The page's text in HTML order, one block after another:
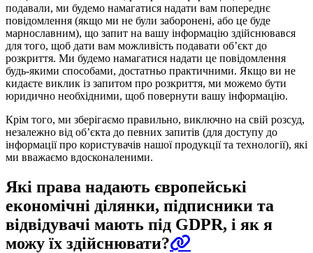
подавали, ми будемо намагатися надати вам попереднє
повідомлення (якщо ми не були заборонені, або це буде
марнославним), що запит на вашу інформацію здійснювався
для того, щоб дати вам можливість подавати об’єкт до
розкриття. Ми будемо намагатися надати це повідомлення
будь-якими способами, достатньо практичними. Якщо ви не
кидаєте виклик із запитом про розкриття, ми можемо бути
юридично необхідними, щоб повернути вашу інформацію.
Крім того, ми зберігаємо правильно, виключно на свій розсуд,
незалежно від об’єкта до певних запитів (для доступу до
інформації про користувачів нашої продукції та технології), які
ми вважаємо вдосконаленими.
Які права надають європейські
економічні ділянки, підписники та
відвідувачі мають під GDPR, і як я
можу їх здійснювати?